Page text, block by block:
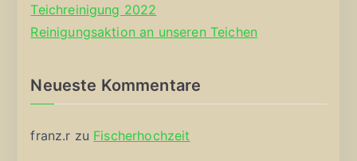
Teichreinigung 2022
Reinigungsaktion an unseren Teichen
Neueste Kommentare
franz.r zu Fischerhochzeit